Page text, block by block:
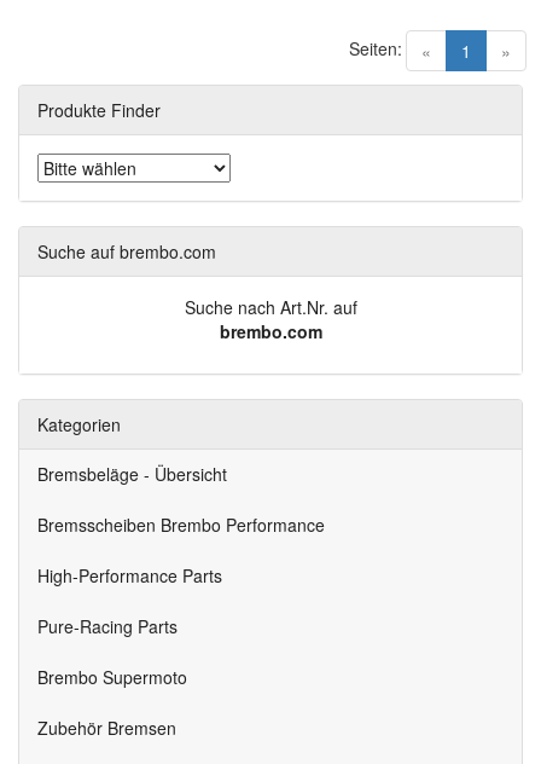
« 1 (current)
»
Seiten:
Produkte Finder
Suche auf brembo.com
Suche nach Art.Nr. auf
brembo.com
Kategorien
Bremsbeläge - Übersicht
Bremsscheiben Brembo Performance
High-Performance Parts
Pure-Racing Parts
Brembo Supermoto
Zubehör Bremsen